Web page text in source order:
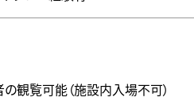
観覧可能（施設内入場不可）